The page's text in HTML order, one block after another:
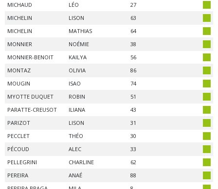
MICHAUD
LÉO
27
MICHELIN
LISON
63
MICHELIN
MATHIAS
64
MONNIER
NOÉMIE
38
MONNIER-BENOIT
KAILYA
56
MONTAZ
OLIVIA
86
MOUGIN
ISAO
74
MYOTTE DUQUET
ROBIN
51
PARATTE-CREUSOT
ILIANA
43
PARIZOT
LISON
31
PECCLET
THÉO
30
PÉCOUD
ALEC
33
PELLEGRINI
CHARLINE
62
PEREIRA
ANAÉ
88